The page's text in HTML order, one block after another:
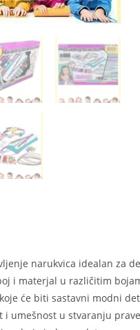
narukvica idealan za
i materjal u različitim
će biti sastavni modni
i umešnost u stvaranju